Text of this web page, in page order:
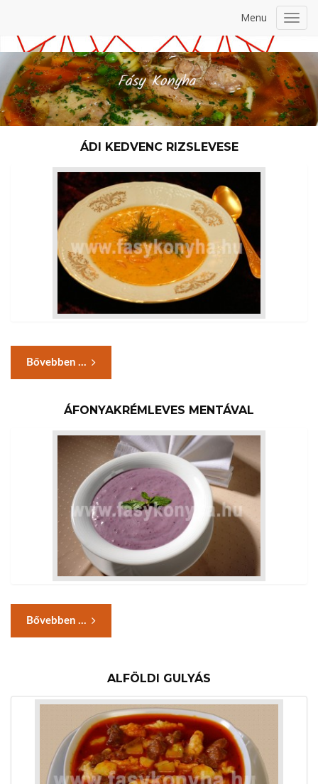
Menu
ÁDI KEDVENC RIZSLEVESE
Bővebben ...
ÁFONYAKRÉMLEVES MENTÁVAL
Bővebben ...
ALFÖLDI GULYÁS